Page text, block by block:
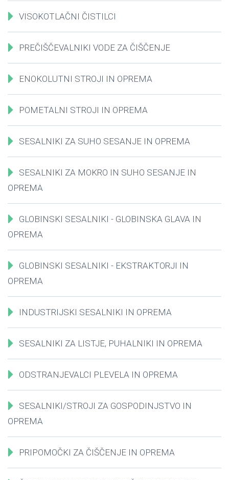
VISOKOTLAČNI ČISTILCI
PREČIŠČEVALNIKI VODE ZA ČIŠČENJE
ENOKOLUTNI STROJI IN OPREMA
POMETALNI STROJI IN OPREMA
SESALNIKI ZA SUHO SESANJE IN OPREMA
SESALNIKI ZA MOKRO IN SUHO SESANJE IN
OPREMA
GLOBINSKI SESALNIKI - GLOBINSKA GLAVA IN
OPREMA
GLOBINSKI SESALNIKI - EKSTRAKTORJI IN
OPREMA
INDUSTRIJSKI SESALNIKI IN OPREMA
SESALNIKI ZA LISTJE, PUHALNIKI IN OPREMA
ODSTRANJEVALCI PLEVELA IN OPREMA
SESALNIKI/STROJI ZA GOSPODINJSTVO IN
OPREMA
PRIPOMOČKI ZA ČIŠČENJE IN OPREMA